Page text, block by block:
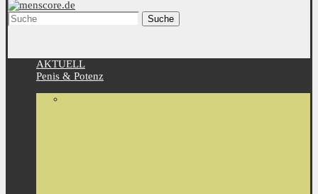
Suche
AKTUELL
Penis & Potenz